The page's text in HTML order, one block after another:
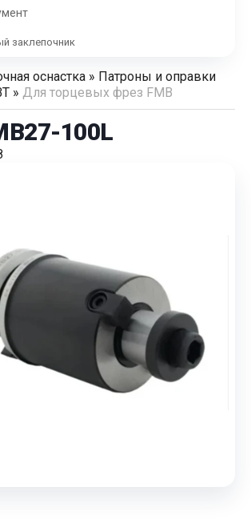
заклепочник
оснастка » Патроны и оправки
» Для торцевых фрез FMB
100L